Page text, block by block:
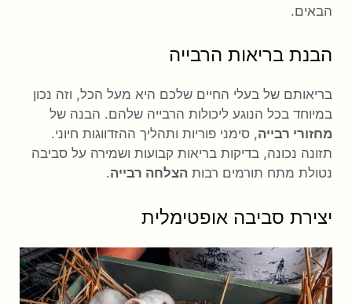
הבאים.
הבנת בריאות הרבייה
בריאותם של בעלי החיים שלכם היא מעל הכל, וזה נכון
במיוחד בכל הנוגע ליכולות הרבייה שלהם. הבנה של
מחזורי רבייה, סימני פוריות ותהליך ההזדווגות חיוני.
תזונה נכונה, בדיקות בריאות קבועות ושמירה על סביבה
נטולת מתח תורמים רבות הצלחה רבייה.
יצירת סביבה אופטימלית